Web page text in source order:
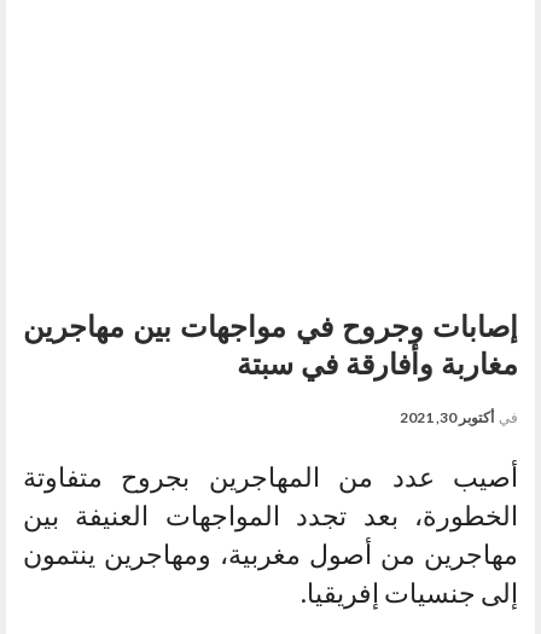
إصابات وجروح في مواجهات بين مهاجرين
مغاربة وأفارقة في سبتة
في أكتوبر 30, 2021
أصيب عدد من المهاجرين بجروح متفاوتة
الخطورة، بعد تجدد المواجهات العنيفة بين
مهاجرين من أصول مغربية، ومهاجرين ينتمون
إلى جنسيات إفريقيا.